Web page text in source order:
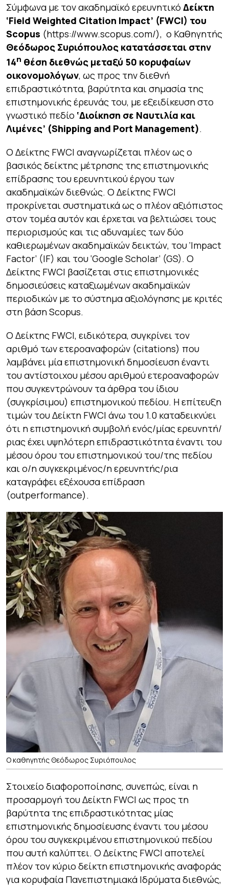
Σύμφωνα με τον ακαδημαϊκό ερευνητικό Δείκτη
‘Field Weighted Citation Impact’ (FWCI) του
Scopus (https://www.scopus.com/), ο Καθηγητής
Θεόδωρος Συριόπουλος κατατάσσεται στην
14η θέση διεθνώς μεταξύ 50 κορυφαίων
οικονομολόγων, ως προς την διεθνή
επιδραστικότητα, βαρύτητα και σημασία της
επιστημονικής έρευνάς του, με εξειδίκευση στο
γνωστικό πεδίο ‘Διοίκηση σε Ναυτιλία και
Λιμένες’ (Shipping and Port Management).
Ο Δείκτης FWCI αναγνωρίζεται πλέον ως ο
βασικός δείκτης μέτρησης της επιστημονικής
επίδρασης του ερευνητικού έργου των
ακαδημαϊκών διεθνώς. Ο Δείκτης FWCI
προκρίνεται συστηματικά ως ο πλέον αξιόπιστος
στον τομέα αυτόν και έρχεται να βελτιώσει τους
περιορισμούς και τις αδυναμίες των δύο
καθιερωμένων ακαδημαϊκών δεικτών, του ‘Impact
Factor’ (IF) και του ‘Google Scholar’ (GS). Ο
Δείκτης FWCI βασίζεται στις επιστημονικές
δημοσιεύσεις καταξιωμένων ακαδημαϊκών
περιοδικών με το σύστημα αξιολόγησης με κριτές
στη βάση Scopus.
Ο Δείκτης FWCI, ειδικότερα, συγκρίνει τον
αριθμό των ετεροαναφορών (citations) που
λαμβάνει μία επιστημονική δημοσίευση έναντι
του αντίστοιχου μέσου αριθμού ετεροαναφορών
που συγκεντρώνουν τα άρθρα του ίδιου
(συγκρίσιμου) επιστημονικού πεδίου. Η επίτευξη
τιμών του Δείκτη FWCI άνω του 1.0 καταδεικνύει
ότι η επιστημονική συμβολή ενός/μίας ερευνητή/
ριας έχει υψηλότερη επιδραστικότητα έναντι του
μέσου όρου του επιστημονικού του/της πεδίου
και ο/η συγκεκριμένος/η ερευνητής/ρια
καταγράφει εξέχουσα επίδραση
(outperformance).
Ο καθηγητής Θεόδωρος Συριόπουλος
Στοιχείο διαφοροποίησης, συνεπώς, είναι η
προσαρμογή του Δείκτη FWCI ως προς τη
βαρύτητα της επιδραστικότητας μίας
επιστημονικής δημοσίευσης έναντι του μέσου
όρου του συγκεκριμένου επιστημονικού πεδίου
που αυτή καλύπτει. Ο Δείκτης FWCI αποτελεί
πλέον τον κύριο δείκτη επιστημονικής αναφοράς
για κορυφαία Πανεπιστημιακά Ιδρύματα διεθνώς,